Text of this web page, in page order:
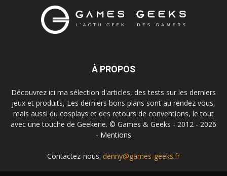
À PROPOS
Découvrez ici ma sélection d'articles, des tests sur les derniers
jeux et produits, Les derniers bons plans sont au rendez vous,
mais aussi du cosplays et des retours de conventions, le tout
avec une touche de Geekerie. © Games & Geeks - 2012 - 2026
- Mentions
Contactez-nous: denny@games-geeks.fr